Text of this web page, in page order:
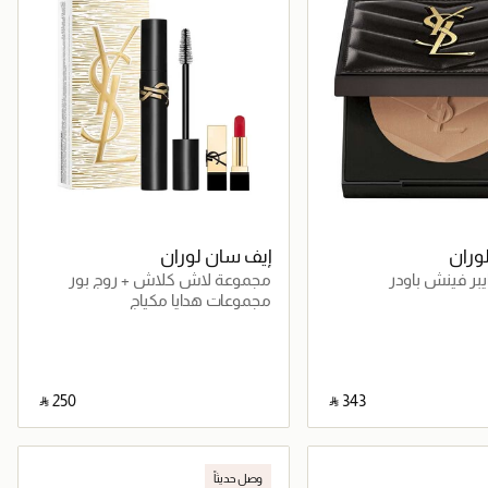
فينش باودر
‎ ⃁ ⁦343⁩ ‎
جاري تحميل التفاصيل
إيف سان لوران
مجموعة لاش كلاش + روج بور
كوتور
مجموعات هدايا مكياج
‎ ⃁ ⁦250⁩ ‎
جاري تحميل التفاصيل
وصل حديثاً